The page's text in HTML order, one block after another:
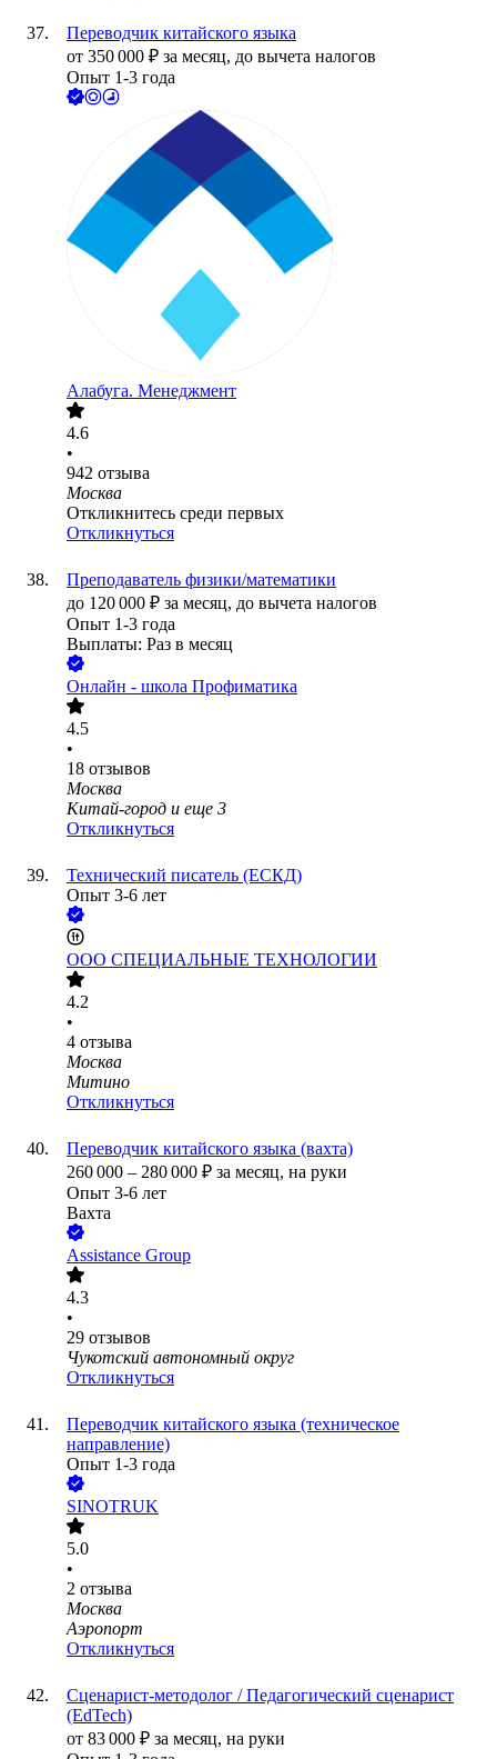
Переводчик китайского языка
от 350 000 ₽ за месяц, до вычета налогов
Опыт 1-3 года
Алабуга. Менеджмент
4.6
•
942 отзыва
Москва
Откликнитесь среди первых
Откликнуться
Преподаватель физики/математики
до 120 000 ₽ за месяц, до вычета налогов
Опыт 1-3 года
Выплаты: Раз в месяц
Онлайн - школа Профиматика
4.5
•
18 отзывов
Москва
Китай-город и еще 3
Откликнуться
Технический писатель (ЕСКД)
Опыт 3-6 лет
ООО СПЕЦИАЛЬНЫЕ ТЕХНОЛОГИИ
4.2
•
4 отзыва
Москва
Митино
Откликнуться
Переводчик китайского языка (вахта)
260 000 – 280 000 ₽ за месяц, на руки
Опыт 3-6 лет
Вахта
Assistance Group
4.3
•
29 отзывов
Чукотский автономный округ
Откликнуться
Переводчик китайского языка (техническое
направление)
Опыт 1-3 года
SINOTRUK
5.0
•
2 отзыва
Москва
Аэропорт
Откликнуться
Сценарист-методолог / Педагогический сценарист
(EdTech)
от 83 000 ₽ за месяц, на руки